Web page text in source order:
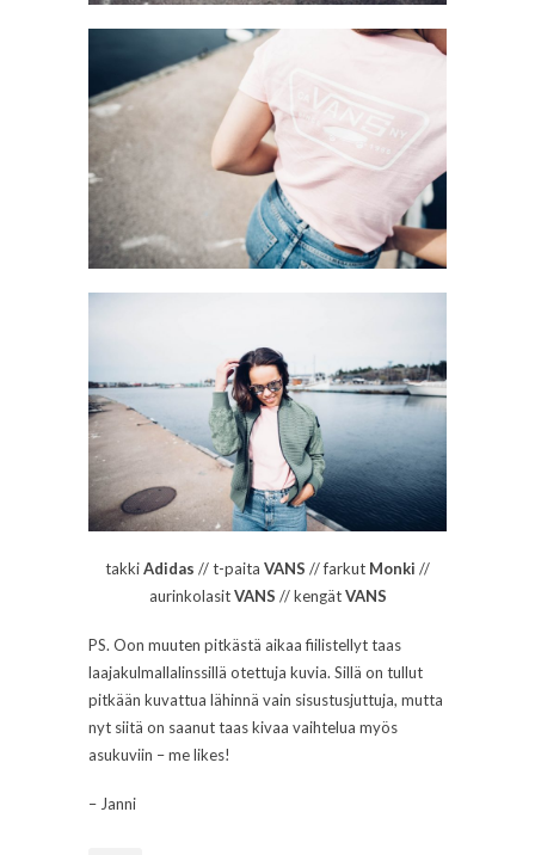
takkiAdidas // t-paita VANS // farkut Monki //
aurinkolasitVANS // kengätVANS
PS. Oon muuten pitkästä aikaa fiilistellyt taas
laajakulmallalinssillä otettuja kuvia. Sillä on tullut
pitkään kuvattua lähinnä vain sisustusjuttuja, mutta
nyt siitä on saanut taas kivaa vaihtelua myös
asukuviin – me likes!
– Janni